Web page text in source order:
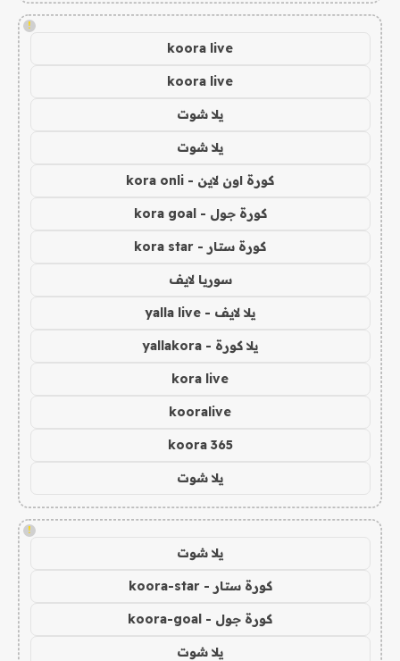
!
koora live
koora live
يلا شوت
يلا شوت
كورة اون لاين - kora onli
كورة جول - kora goal
كورة ستار - kora star
سوريا لايف
يلا لايف - yalla live
يلا كورة - yallakora
kora live
kooralive
koora 365
يلا شوت
!
يلا شوت
كورة ستار - koora-star
كورة جول - koora-goal
يلا شوت